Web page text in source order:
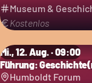
Museum &
Kostenlos
Mi., 12. Aug. · 09:00
Führung:
Humboldt Forum